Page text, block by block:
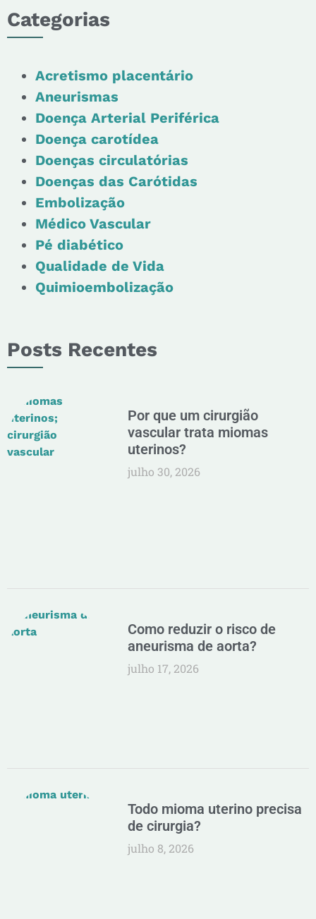
Categorias
Acretismo placentário
Aneurismas
Doença Arterial Periférica
Doença carotídea
Doenças circulatórias
Doenças das Carótidas
Embolização
Médico Vascular
Pé diabético
Qualidade de Vida
Quimioembolização
Posts Recentes
Por que um cirurgião
vascular trata miomas
uterinos?
julho 30, 2026
Como reduzir o risco de
aneurisma de aorta?
julho 17, 2026
Todo mioma uterino precisa
de cirurgia?
julho 8, 2026